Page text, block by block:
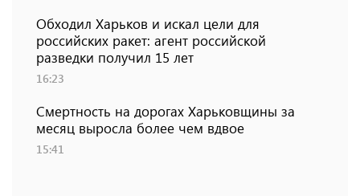
Обходил Харьков и искал цели для
российских ракет: агент российской
разведки получил 15 лет
16:23
Смертность на дорогах Харьковщины за
месяц выросла более чем вдвое
15:41